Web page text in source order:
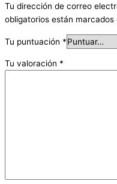
Tu dirección de correo
obligatorios están marcados
Tu puntuación *
Tu valoración *